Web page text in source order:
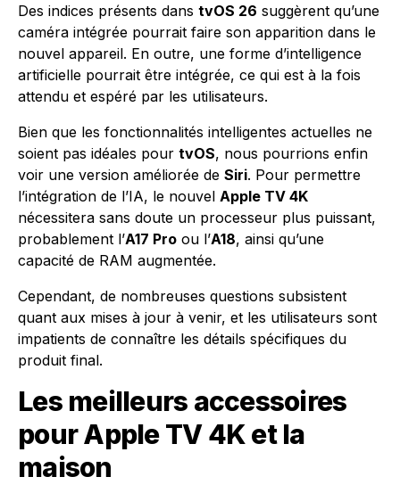
Des indices présents dans tvOS 26 suggèrent qu’une
caméra intégrée pourrait faire son apparition dans le
nouvel appareil. En outre, une forme d’intelligence
artificielle pourrait être intégrée, ce qui est à la fois
attendu et espéré par les utilisateurs.
Bien que les fonctionnalités intelligentes actuelles ne
soient pas idéales pour tvOS, nous pourrions enfin
voir une version améliorée de Siri. Pour permettre
l’intégration de l’IA, le nouvel Apple TV 4K
nécessitera sans doute un processeur plus puissant,
probablement l’A17 Pro ou l’A18, ainsi qu’une
capacité de RAM augmentée.
Cependant, de nombreuses questions subsistent
quant aux mises à jour à venir, et les utilisateurs sont
impatients de connaître les détails spécifiques du
produit final.
Les meilleurs accessoires
pour Apple TV 4K et la
maison